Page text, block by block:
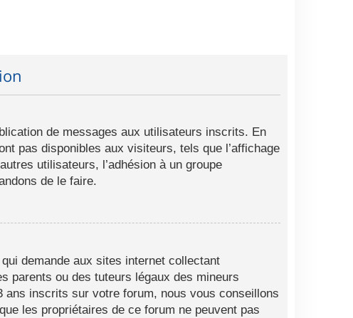
de messages aux utilisateurs inscrits. En
pas disponibles aux visiteurs, tels que l’affichage
utilisateurs, l’adhésion à un groupe
de le faire.
demande aux sites internet collectant
parents ou des tuteurs légaux des mineurs
ans inscrits sur votre forum, nous vous conseillons
les propriétaires de ce forum ne peuvent pas